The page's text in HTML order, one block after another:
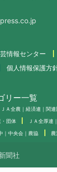
情報センター
個人情報保護方
リー一覧
ＪＡ全農｜経済連｜関
・団体 ＪＡ全厚連
｜中央会｜農協
聞社